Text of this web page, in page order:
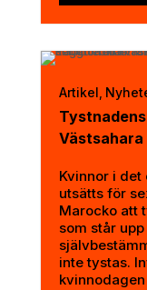
Artikel ,
Västsahara
Kvinnor i det
utsätts för
Marocko att
som står
inte tystas.